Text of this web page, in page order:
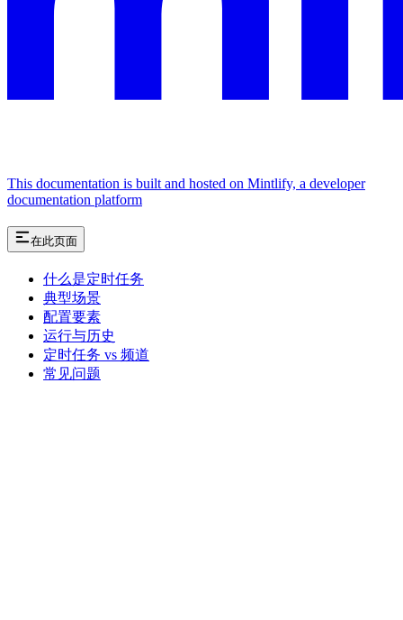
This documentation is built and hosted on Mintlify, a developer
documentation platform
在此页面
什么是定时任务
典型场景
配置要素
运行与历史
定时任务 vs 频道
常见问题